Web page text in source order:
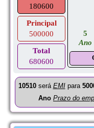
180600
Principal
500000
Total
680600
5
Ano
10510será EMIpara
Ano Prazo do